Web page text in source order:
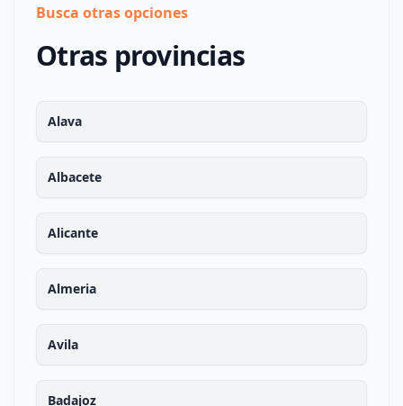
Busca otras opciones
Otras provincias
Alava
Albacete
Alicante
Almeria
Avila
Badajoz